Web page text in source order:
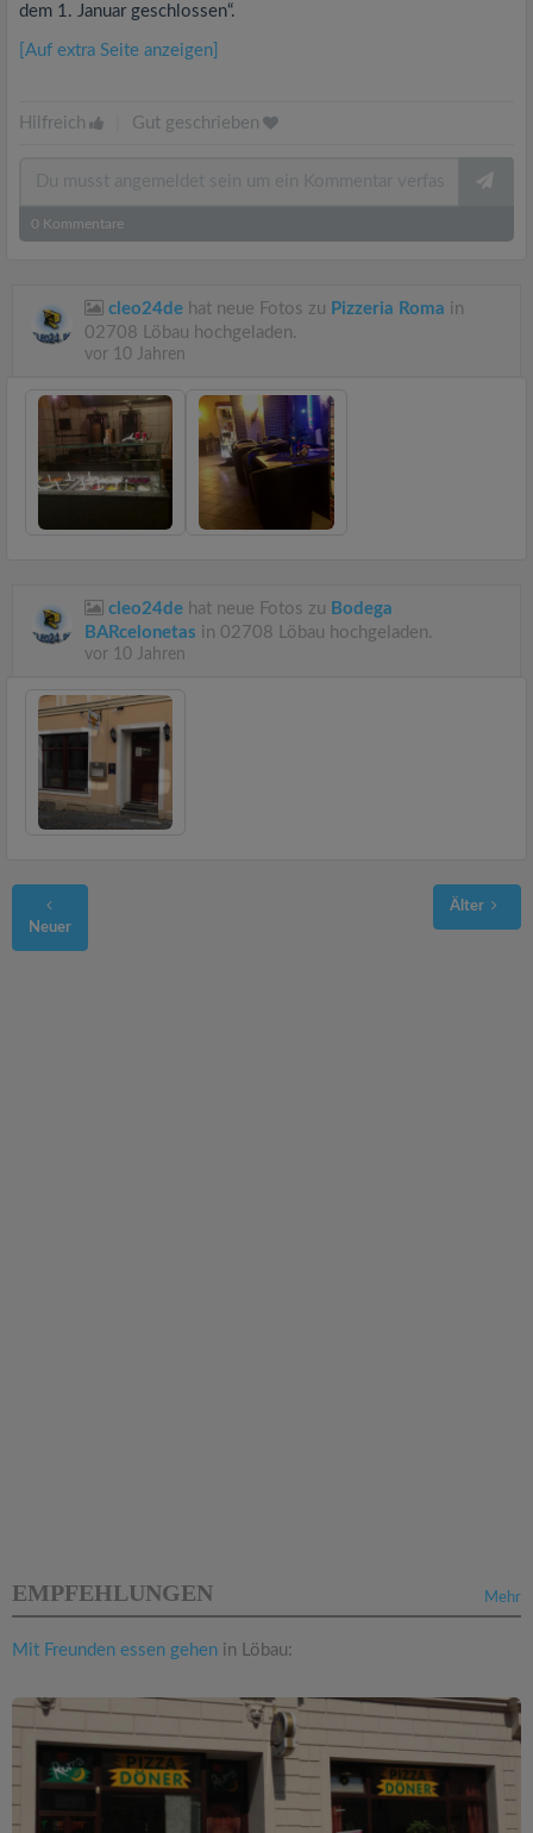
dem 1. Januar geschlossen“.
[Auf extra Seite anzeigen]
Hilfreich Gut geschrieben
0 Kommentare
cleo24de hat neue Fotos zu Pizzeria Roma in
02708 Löbau hochgeladen.
vor 10 Jahren
cleo24de hat neue Fotos zu Bodega
BARcelonetas in 02708 Löbau hochgeladen.
vor 10 Jahren
Neuer
Älter
Mehr
EMPFEHLUNGEN
Mit Freunden essen gehen in Löbau: